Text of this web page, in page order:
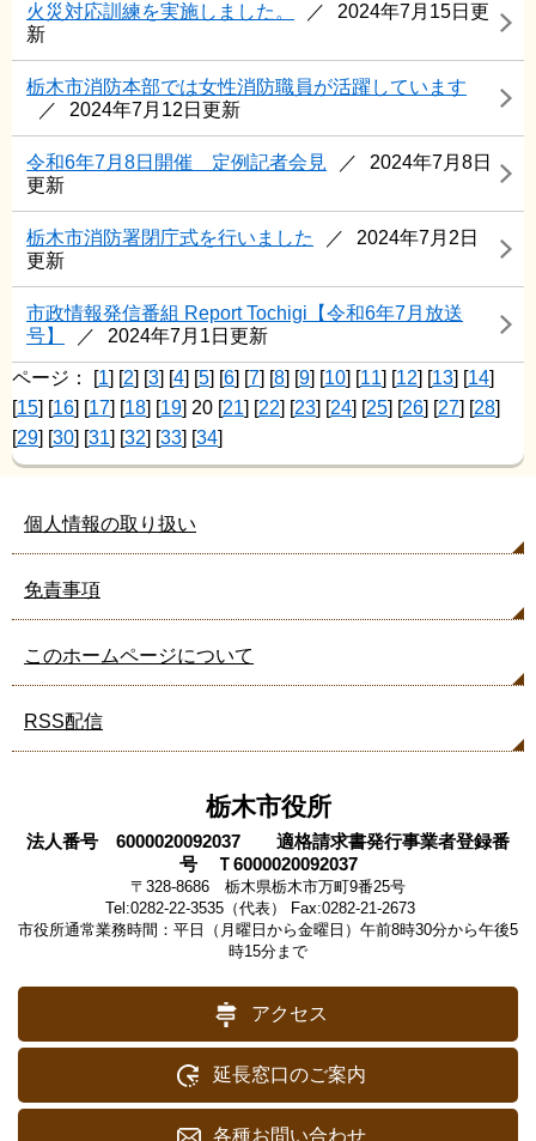
火災対応訓練を実施しました。
2024年7月15日更
新
栃木市消防本部では女性消防職員が活躍しています
2024年7月12日更新
令和6年7月8日開催 定例記者会見
2024年7月8日
更新
栃木市消防署閉庁式を行いました
2024年7月2日
更新
市政情報発信番組 Report Tochigi【令和6年7月放送
号】
2024年7月1日更新
ページ： [1] [2] [3] [4] [5] [6] [7] [8] [9] [10] [11] [12] [13] [14]
[15] [16] [17] [18] [19] 20 [21] [22] [23] [24] [25] [26] [27] [28]
[29] [30] [31] [32] [33] [34]
個人情報の取り扱い
免責事項
このホームページについて
RSS配信
栃木市役所
法人番号 6000020092037 適格請求書発行事業者登録番
号 Ｔ6000020092037
〒328-8686 栃木県栃木市万町9番25号
Tel:0282-22-3535（代表） Fax:0282-21-2673
市役所通常業務時間：平日（月曜日から金曜日）午前8時30分から午後5
時15分まで
アクセス
延長窓口のご案内
各種お問い合わせ